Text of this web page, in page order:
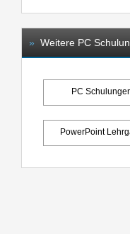
» Weitere PC
PC
PowerPoint